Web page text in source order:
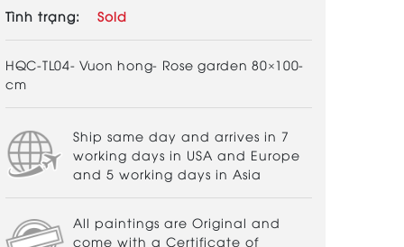
Tình trạng:
Sold
HQC-TL04- Vuon hong- Rose garden 80×100-
cm
Ship same day and arrives in 7
working days in USA and Europe
and 5 working days in Asia
All paintings are Original and
come with a Certificate of